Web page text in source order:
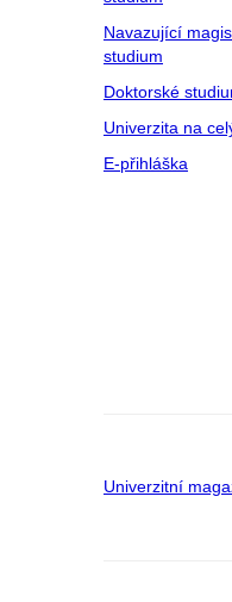
Navazující
studium
Doktorské
Univerzita na
E-přihláška
Univerzitní